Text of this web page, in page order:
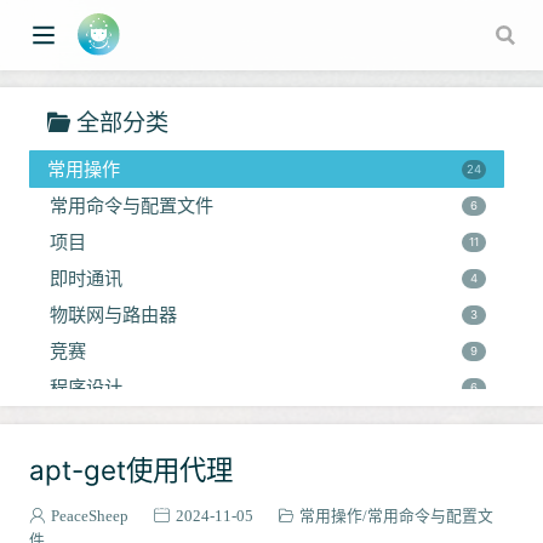
window)
全部分类
错误解决
论文阅读
对比学习
常用操作 24
常用命令与配置文件 6
项目 11
即时通讯 4
物联网与路由器 3
竞赛 9
程序设计 6
暑期集训 4
环境安装与配置
apt-get使用代理
PeaceSheep 2024-11-05 常用操作 常用命令与配置文